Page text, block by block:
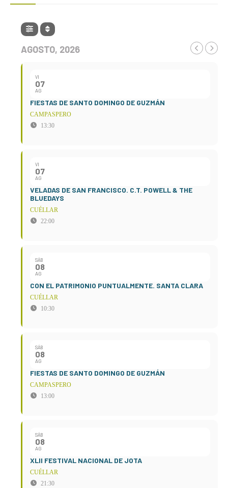
AGOSTO, 2026
VI
07
AG
FIESTAS DE SANTO DOMINGO DE GUZMÁN
CAMPASPERO
13:30
VI
07
AG
VELADAS DE SAN FRANCISCO. C.T. POWELL & THE
BLUEDAYS
CUÉLLAR
22:00
SÁB
08
AG
CON EL PATRIMONIO PUNTUALMENTE. SANTA CLARA
CUÉLLAR
10:30
SÁB
08
AG
FIESTAS DE SANTO DOMINGO DE GUZMÁN
CAMPASPERO
13:00
SÁB
08
AG
XLII FESTIVAL NACIONAL DE JOTA
CUÉLLAR
21:30